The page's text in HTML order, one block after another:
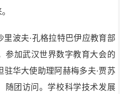
波夫·孔格拉特巴伊应教育部
参加武汉世界数字教育大会的
华大使助理阿赫梅多夫·贾苏
随团访问。学校科学技术发展